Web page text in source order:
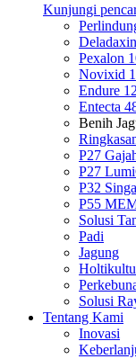
Kunjungi
Pexalon
Novixid
Endure
Entecta
Benih
P27
P27
P32 Singa
P55
Solusi
Padi
Jagung
Solusi
Tentang Kami
Inovasi